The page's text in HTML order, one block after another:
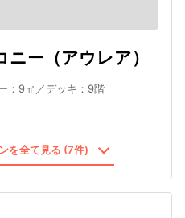
ー（アウレア）
：9㎡／デッキ：9階
を全て見る (7件)